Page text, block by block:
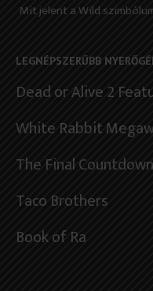
Mit jelent a Wild
LEGNÉPSZERŰBB
Dead or Alive 2
White Rabbit
The Final Countdown
Taco Brothers
Book of Ra